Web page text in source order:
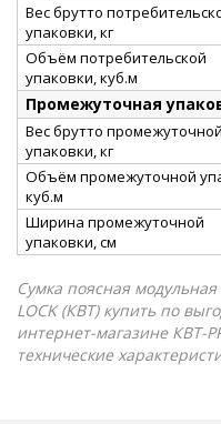
Вес брутто
упаковки, кг
Объём потребительской
упаковки, куб.м
Промежуточная
Вес брутто промежуточной
упаковки, кг
Объём промежуточной
куб.м
Ширина промежуточной
упаковки, см
Сумка поясная
LOCK (КВТ) купить по
интернет-магазине КВТ-
технические